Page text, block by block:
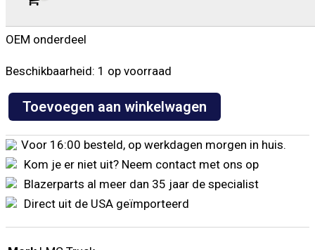
36,25
OEM onderdeel
Beschikbaarheid: 1 op voorraad
Spring
eye
bushing
Chevrolet
GMC
'71-
'05
Toevoegen aan winkelwagen
Voor 16:00 besteld, op werkdagen morgen in huis.
Kom je er niet uit? Neem contact met ons op
Blazerparts al meer dan 35 jaar de specialist
Direct uit de USA geïmporteerd